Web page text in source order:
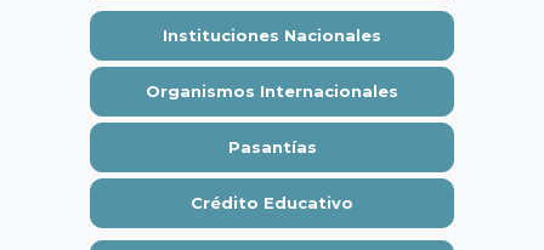
Instituciones Nacionales
Organismos Internacionales
Pasantías
Crédito Educativo